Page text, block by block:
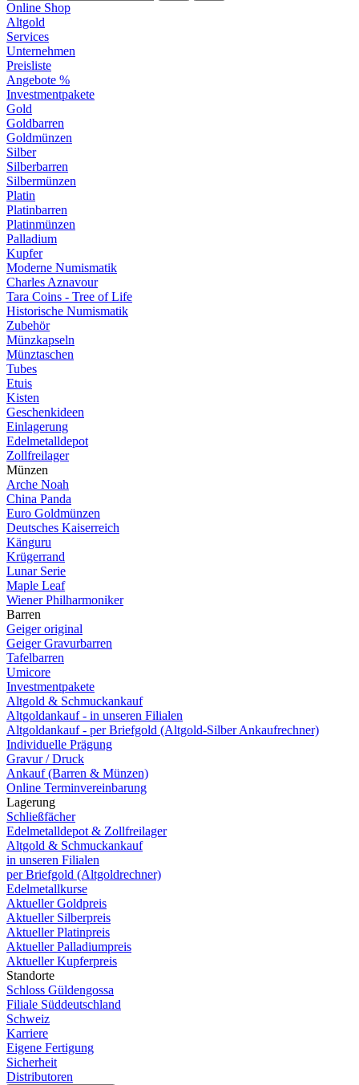
Online Shop
Altgold
Services
Unternehmen
Preisliste
Angebote %
Investmentpakete
Gold
Goldbarren
Goldmünzen
Silber
Silberbarren
Silbermünzen
Platin
Platinbarren
Platinmünzen
Palladium
Kupfer
Moderne Numismatik
Charles Aznavour
Tara Coins - Tree of Life
Historische Numismatik
Zubehör
Münzkapseln
Münztaschen
Tubes
Etuis
Kisten
Geschenkideen
Einlagerung
Edelmetalldepot
Zollfreilager
Münzen
Arche Noah
China Panda
Euro Goldmünzen
Deutsches Kaiserreich
Känguru
Krügerrand
Lunar Serie
Maple Leaf
Wiener Philharmoniker
Barren
Geiger original
Geiger Gravurbarren
Tafelbarren
Umicore
Investmentpakete
Altgold & Schmuckankauf
Altgoldankauf - in unseren Filialen
Altgoldankauf - per Briefgold (Altgold-Silber Ankaufrechner)
Individuelle Prägung
Gravur / Druck
Ankauf (Barren & Münzen)
Online Terminvereinbarung
Lagerung
Schließfächer
Edelmetalldepot & Zollfreilager
Altgold & Schmuckankauf
in unseren Filialen
per Briefgold (Altgoldrechner)
Edelmetallkurse
Aktueller Goldpreis
Aktueller Silberpreis
Aktueller Platinpreis
Aktueller Palladiumpreis
Aktueller Kupferpreis
Standorte
Schloss Güldengossa
Filiale Süddeutschland
Schweiz
Karriere
Eigene Fertigung
Sicherheit
Distributoren